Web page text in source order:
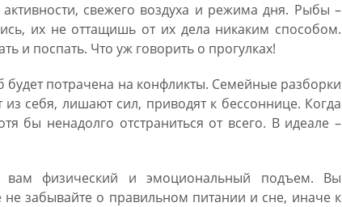
свежего воздуха и режима дня. Рыбы –
их не оттащишь от их дела никаким способом.
и поспать. Что уж говорить о прогулках!
будет потрачена на конфликты. Семейные разборки
себя, лишают сил, приводят к бессоннице. Когда
бы ненадолго отстраниться от всего. В идеале –
вам физический и эмоциональный подъем. Вы
не забывайте о правильном питании и сне, иначе к